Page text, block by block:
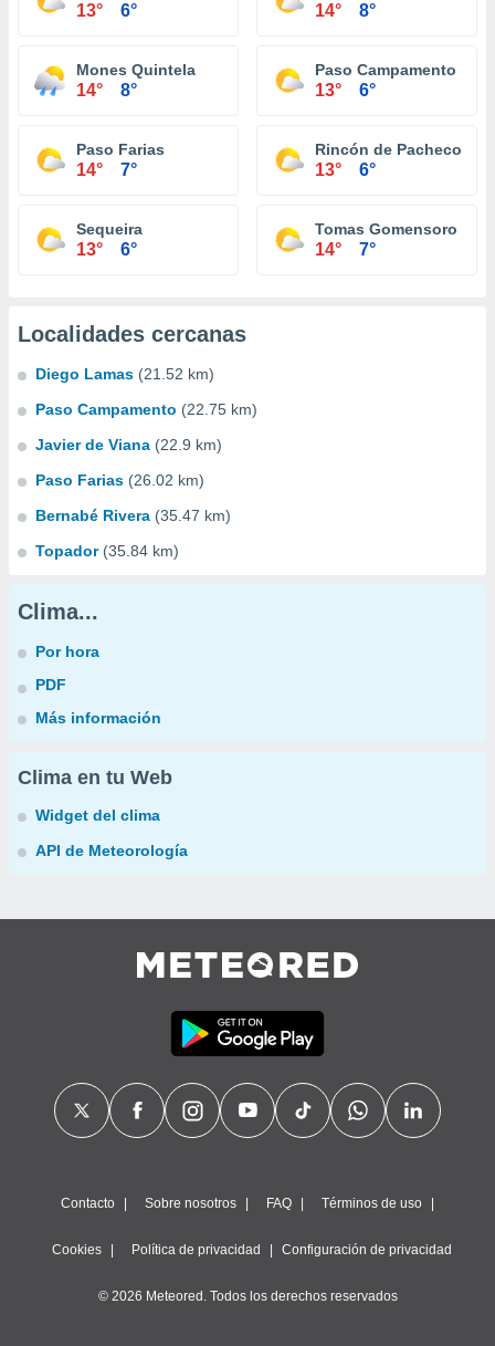
13° 6° 14° 8°
Mones Quintela
14° 8°
Paso Campamento
13° 6°
Paso Farias
14° 7°
Rincón de Pacheco
13° 6°
Sequeira
13° 6°
Tomas Gomensoro
14° 7°
Localidades cercanas
Diego Lamas (21.52 km)
Paso Campamento (22.75 km)
Javier de Viana (22.9 km)
Paso Farias (26.02 km)
Bernabé Rivera (35.47 km)
Topador (35.84 km)
Clima...
Por hora
PDF
Más información
Clima en tu Web
Widget del clima
API de Meteorología
Contacto Sobre nosotros FAQ Términos de uso
Cookies Política de privacidad Configuración de privacidad
© 2026 Meteored. Todos los derechos reservados